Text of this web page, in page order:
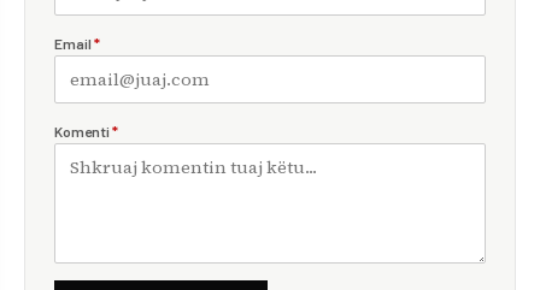
Email *
Komenti *